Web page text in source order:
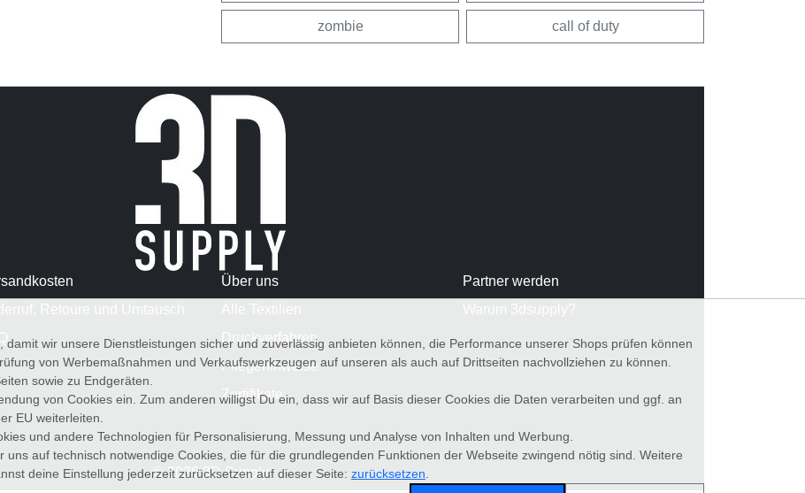
zombie call of duty
Über uns
Druckverfahren
Pflegehinweise
Zertifikate
Partner werden
© 2026 3D Supply
wir unsere Dienstleistungen sicher und zuverlässig anbieten können, die Performance unserer Shops prüfen können
von Werbemaßnahmen und Verkaufswerkzeugen auf unseren als auch auf Drittseiten nachvollziehen zu können.
sowie zu Endgeräten.
von Cookies ein. Zum anderen willigst Du ein, dass wir auf Basis dieser Cookies die Daten verarbeiten und ggf. an
EU weiterleiten.
und andere Technologien für Personalisierung, Messung und Analyse von Inhalten und Werbung.
auf technisch notwendige Cookies, die für die grundlegenden Funktionen der Webseite zwingend nötig sind. Weitere
deine Einstellung jederzeit zurücksetzen auf dieser Seite: zurücksetzen